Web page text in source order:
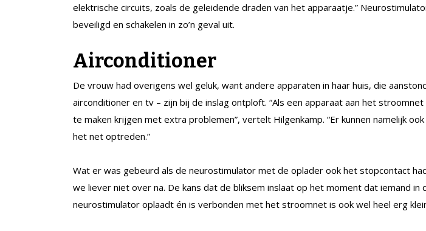
elektrische circuits, zoals de geleidende draden van het apparaatje.”
beveiligd en schakelen in zo’n geval uit.
Airconditioner
De vrouw had overigens wel geluk, want andere apparaten in haar huis, die
airconditioner en tv – zijn bij de inslag ontploft. “Als een apparaat aan het
te maken krijgen met extra problemen”, vertelt Hilgenkamp. “Er kunnen namelijk
het net optreden.”
Wat er was gebeurd als de neurostimulator met de oplader ook het stopcontact
we liever niet over na. De kans dat de bliksem inslaat op het moment dat iemand in
neurostimulator oplaadt én is verbonden met het stroomnet is ook wel heel erg